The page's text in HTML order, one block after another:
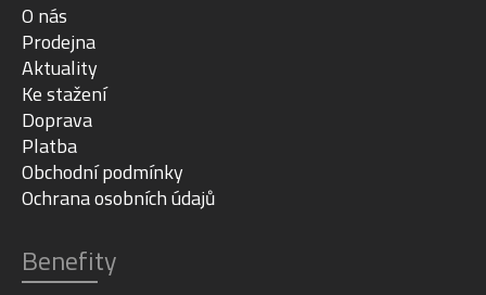
O nás
Prodejna
Aktuality
Ke stažení
Doprava
Platba
Obchodní podmínky
Ochrana osobních údajů
Benefity